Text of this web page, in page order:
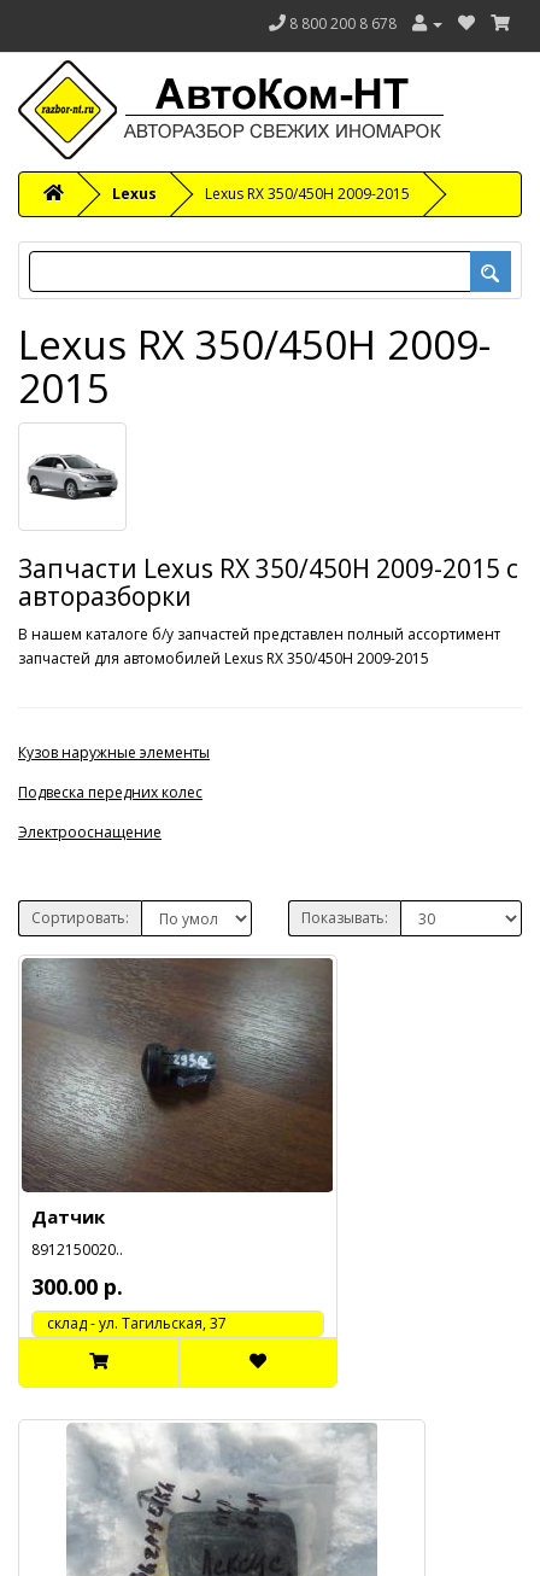
8 800 200 8 678
Lexus Lexus RX 350/450H 2009-2015
Lexus RX 350/450H 2009-
2015
Запчасти Lexus RX 350/450H 2009-2015 с
авторазборки
В нашем каталоге б/у запчастей представлен полный ассортимент
запчастей для автомобилей Lexus RX 350/450H 2009-2015
Кузов наружные элементы
Подвеска передних колес
Электрооснащение
Сортировать: Показывать:
Датчик
8912150020..
300.00 р.
cклад - ул. Тагильская, 37